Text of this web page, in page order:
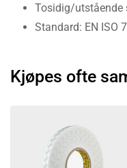
Tosidig/utstående
Standard: EN ISO
Kjøpes ofte